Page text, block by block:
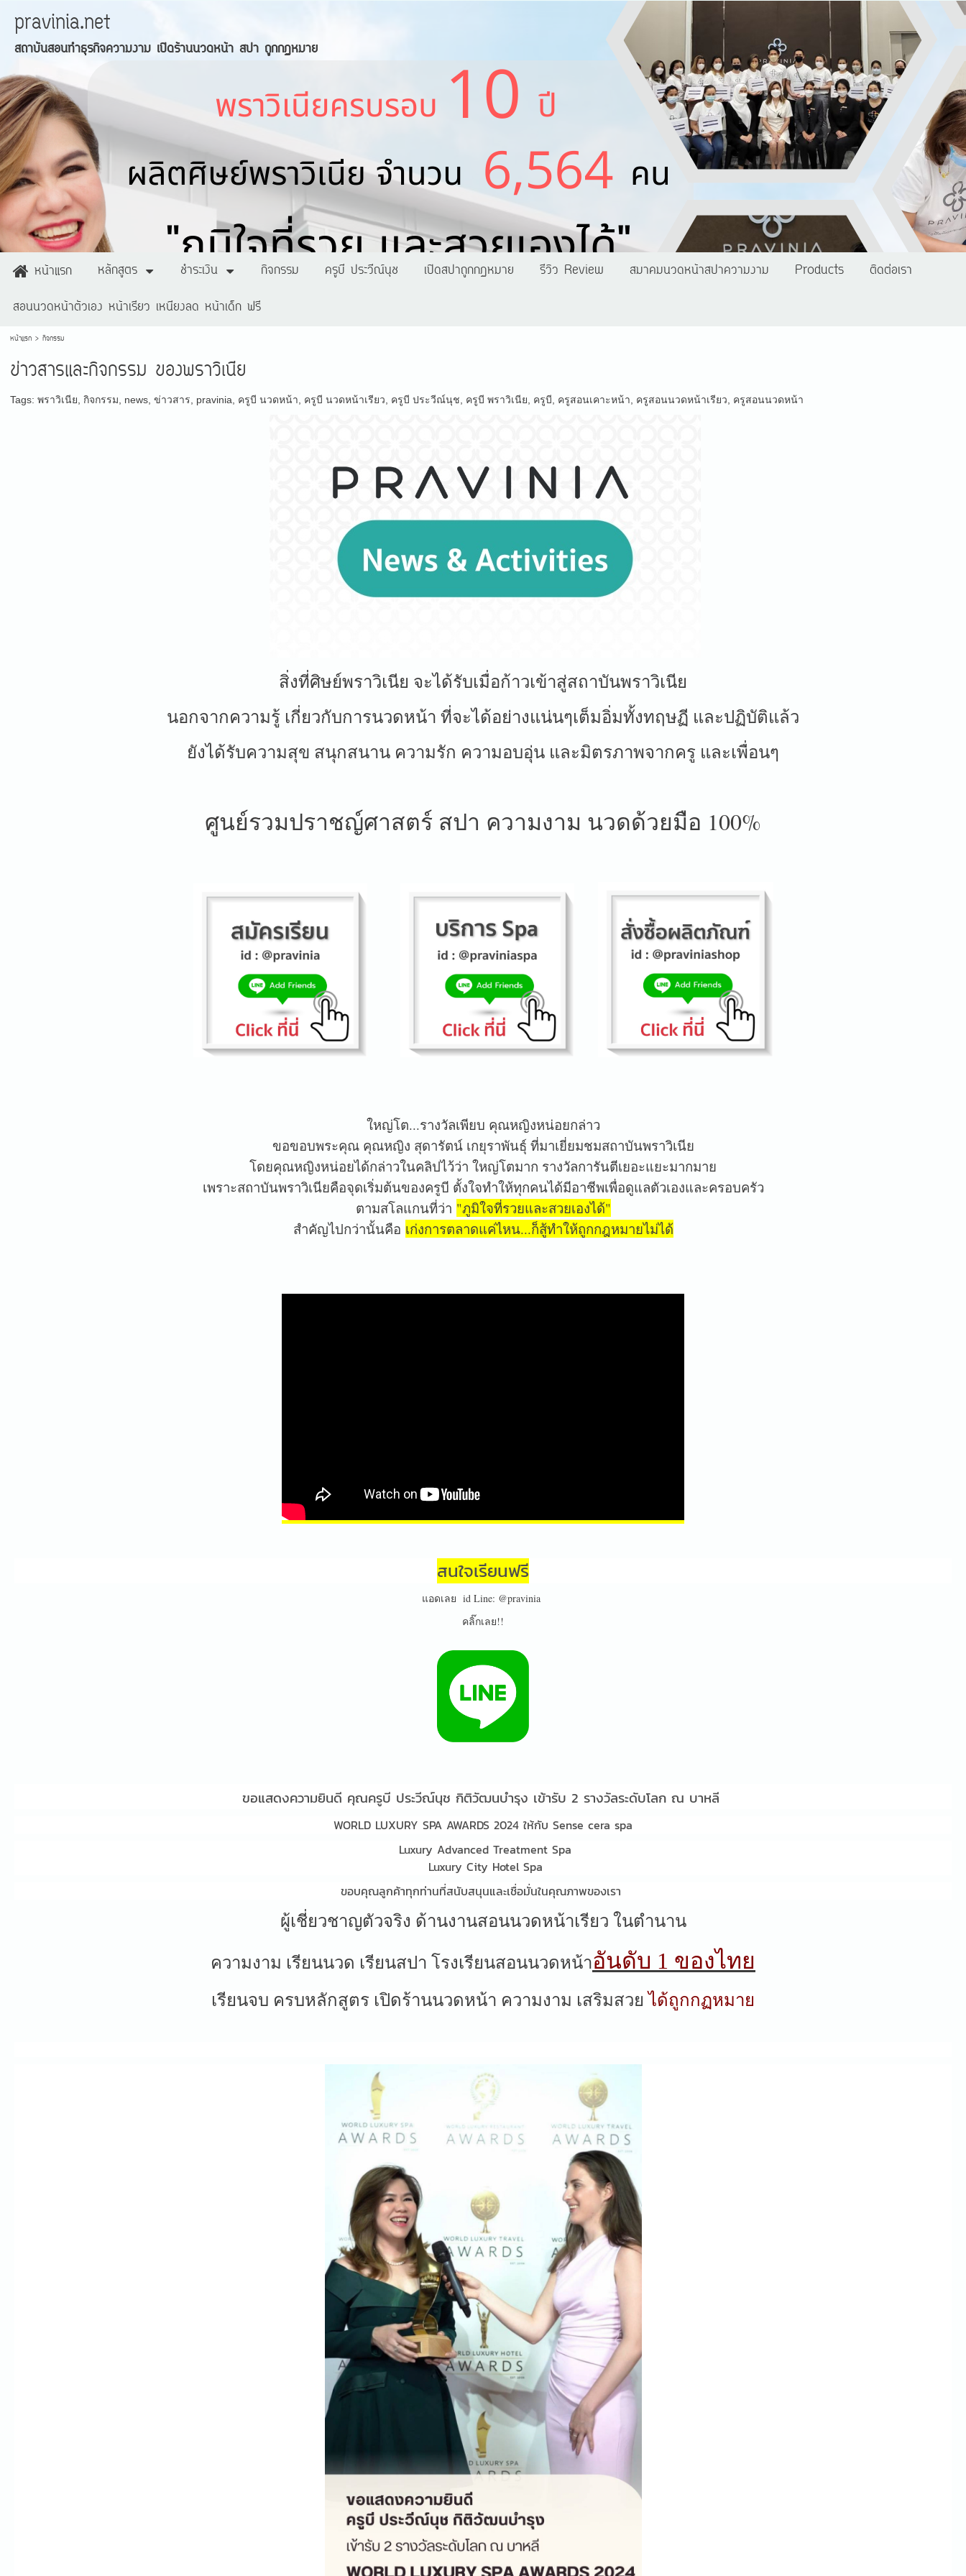
pravinia.net
สถาบันสอนทำธุรกิจความงาม เปิดร้านนวดหน้า สปา ถูกกฏหมาย
หน้าแรก หลักสูตร ชำระเงิน กิจกรรม ครูบี ประวีณ์นุช เปิดสปาถูกกฏหมาย รีวิว Review สมาคมนวดหน้าสปาความงาม Products
ติดต่อเรา
สอนนวดหน้าตัวเอง หน้าเรียว เหนียงลด หน้าเด็ก ฟรี
หน้าแรก> กิจกรรม
ข่าวสารและกิจกรรม ของพราวิเนีย
Tags: พราวิเนีย กิจกรรม news ข่าวสาร pravinia ครูบี นวดหน้า ครูบี นวดหน้าเรียว ครูบี ประวีณ์นุช ครูบี พราวิเนีย ครูบี ครูสอนเคาะหน้า ครูสอนนวดหน้าเรียว ครูสอนนวดหน้า
สิ่งที่ศิษย์พราวิเนีย จะได้รับเมื่อก้าวเข้าสู่สถาบันพราวิเนีย
นอกจากความรู้ เกี่ยวกับการนวดหน้า ที่จะได้อย่างแน่นๆเต็มอิ่มทั้งทฤษฏี และปฏิบัติแล้ว
ยังได้รับความสุข สนุกสนาน ความรัก ความอบอุ่น และมิตรภาพจากครู และเพื่อนๆ
ศูนย์รวมปราชญ์ศาสตร์ สปา ความงาม นวดด้วยมือ 100%
ใหญ่โต...รางวัลเพียบ คุณหญิงหน่อยกล่าว
ขอขอบพระคุณ คุณหญิง สุดารัตน์ เกยุราพันธุ์ ที่มาเยี่ยมชมสถาบันพราวิเนีย
โดยคุณหญิงหน่อยได้กล่าวในคลิปไว้ว่า ใหญ่โตมาก รางวัลการันตีเยอะแยะมากมาย
เพราะสถาบันพราวิเนียคือจุดเริ่มต้นของครูบี ตั้งใจทำให้ทุกคนได้มีอาชีพเพื่อดูแลตัวเองและครอบครัว
ตามสโลแกนที่ว่า "ภูมิใจที่รวยและสวยเองได้"
สำคัญไปกว่านั้นคือ เก่งการตลาดแค่ไหน...ก็สู้ทำให้ถูกกฎหมายไม่ได้
สนใจเรียนฟรี
แอดเลย id Line: @pravinia
คลิ๊กเลย!!
ขอแสดงความยินดี คุณครูบี ประวีณ์นุช กิติวัฒนบำรุง เข้ารับ 2 รางวัลระดับโลก ณ บาหลี
WORLD LUXURY SPA AWARDS 2024 ให้กับ Sense cera spa
Luxury Advanced Treatment Spa
Luxury City Hotel Spa
ขอบคุณลูกค้าทุกท่านที่สนับสนุนและเชื่อมั่นในคุณภาพของเรา
ผู้เชี่ยวชาญตัวจริง ด้านงานสอนนวดหน้าเรียว ในตำนาน
ความงาม เรียนนวด เรียนสปา โรงเรียนสอนนวดหน้าอันดับ 1 ของไทย
เรียนจบ ครบหลักสูตร เปิดร้านนวดหน้า ความงาม เสริมสวยได้ถูกกฏหมาย